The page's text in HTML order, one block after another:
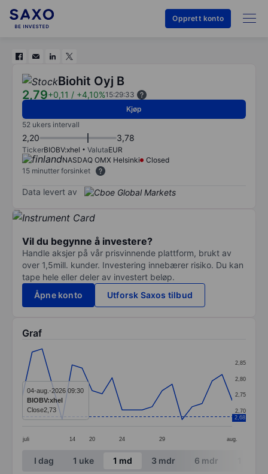
Opprett konto
Biohit Oyj B
2,79+0,11 / +4,10%15:29:33
Kjøp
52 ukers intervall
2,20 3,78
TickerBIOBV:xhel ValutaEUR
NASDAQ OMX Helsinki
Closed
15 minutter forsinket
Data levert av
Vil du begynne å investere?
Handle aksjer på vår prisvinnende plattform, brukt av
over 1,5mill. kunder. Investering innebærer risiko. Du kan
tape hele eller deler av investert beløp.
Åpne konto
Utforsk Saxos tilbud
Graf
Line chart with 22 data points.
The chart has 1 X axis displaying categories.
The chart has 1 Y axis displaying values. Data
juli 14 20 24 29 aug.
2,70
2,75
2,80
2,85
2,68
04-aug.-2026 09:30
BIOBV:xhel
Close2,73
End of interactive chart.
I dag 1 uke 1 md 3 mdr 6 mdr